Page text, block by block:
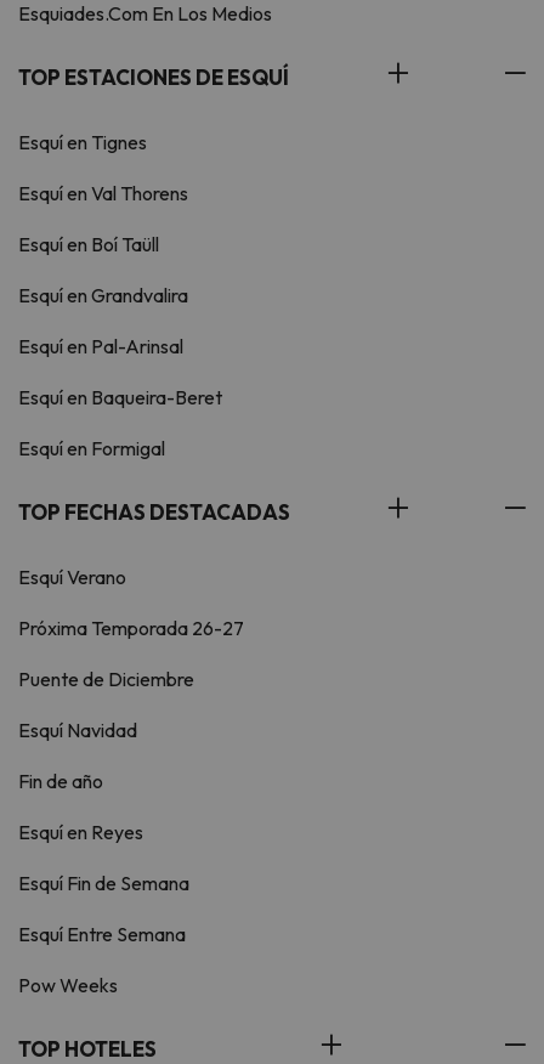
Esquiades.Com En Los Medios
TOP ESTACIONES DE ESQUÍ
Esquí en Tignes
Esquí en Val Thorens
Esquí en Boí Taüll
Esquí en Grandvalira
Esquí en Pal-Arinsal
Esquí en Baqueira-Beret
Esquí en Formigal
TOP FECHAS DESTACADAS
Esquí Verano
Próxima Temporada 26-27
Puente de Diciembre
Esquí Navidad
Fin de año
Esquí en Reyes
Esquí Fin de Semana
Esquí Entre Semana
Pow Weeks
TOP HOTELES